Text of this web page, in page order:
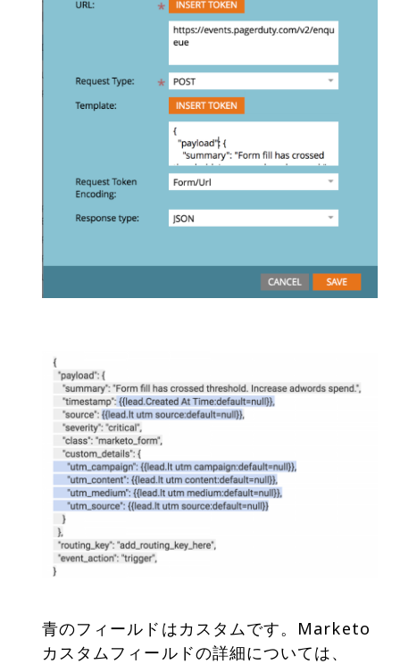
青のフィールドはカスタムです。Marketo
カスタムフィールドの詳細については、